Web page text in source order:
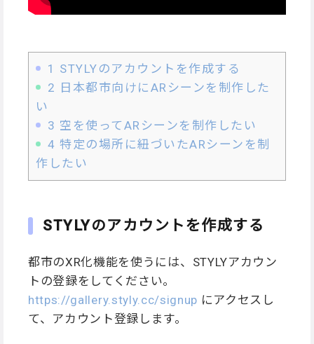
1 STYLYのアカウントを作成する
2 日本都市向けにARシーンを制作した
い
3 空を使ってARシーンを制作したい
4 特定の場所に紐づいたARシーンを制
作したい
STYLYのアカウントを作成する
都市のXR化機能を使うには、STYLYアカウン
トの登録をしてください。
https://gallery.styly.cc/signup にアクセスし
て、アカウント登録します。